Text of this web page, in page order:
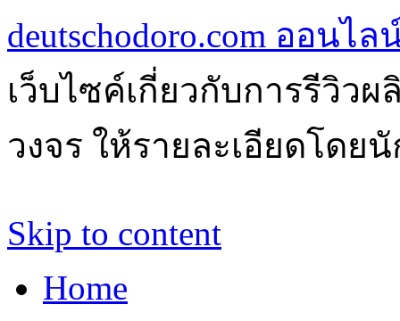
deutschodoro.com ออนไล
เว็บไซค์เกี่ยวกับการรีวิว
วงจร ให้รายละเอียดโดย
Skip to content
Home